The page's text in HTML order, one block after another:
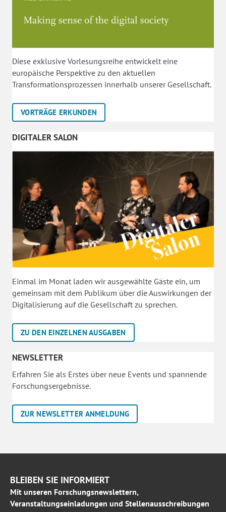
Diese exklusive Vorlesungsreihe entwickelt eine
europäische Perspektive zu den aktuellen
Transformationsprozessen innerhalb unserer Gesellschaft.
VORTRÄGE ERKUNDEN
DIGITALER SALON
Einmal im Monat laden wir ausgewählte Gäste ein, um
gemeinsam mit dem Publikum über die Auswirkungen der
Digitalisierung auf die Gesellschaft zu sprechen.
ZU DEN EINZELNEN AUSGABEN
NEWSLETTER
Erfahren Sie als Erstes über neue Events und spannende
Forschungsergebnisse.
ZUR NEWSLETTER ANMELDUNG
BLEIBEN SIE INFORMIERT
Mit unseren Forschungsnewslettern,
Veranstaltungseinladungen und Stellenausschreibungen